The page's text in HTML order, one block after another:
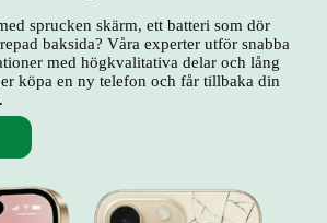
sprucken skärm, ett batteri som dör
baksida? Våra experter utför snabba
med högkvalitativa delar och lång
köpa en ny telefon och får tillbaka din